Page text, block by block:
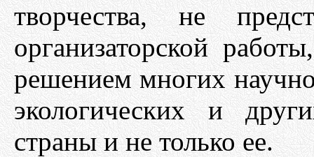
творчества, не
организаторской
решением многих
экологических и
страны и не только ее.